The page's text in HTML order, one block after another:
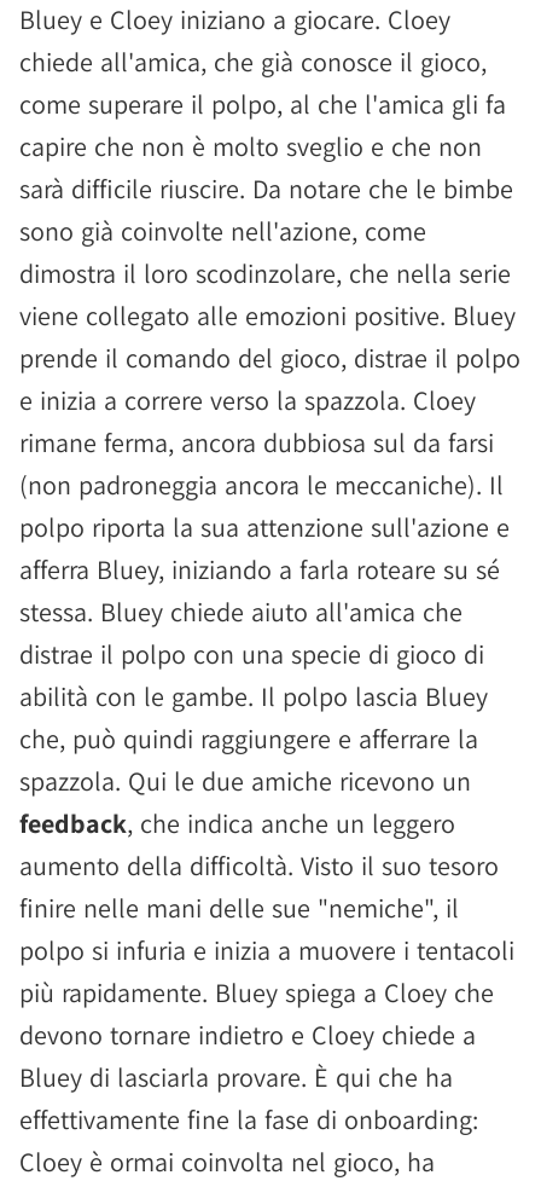
Bluey e Cloey iniziano a giocare. Cloey
chiede all'amica, che già conosce il gioco,
come superare il polpo, al che l'amica gli fa
capire che non è molto sveglio e che non
sarà difficile riuscire. Da notare che le bimbe
sono già coinvolte nell'azione, come
dimostra il loro scodinzolare, che nella serie
viene collegato alle emozioni positive. Bluey
prende il comando del gioco, distrae il polpo
e inizia a correre verso la spazzola. Cloey
rimane ferma, ancora dubbiosa sul da farsi
(non padroneggia ancora le meccaniche). Il
polpo riporta la sua attenzione sull'azione e
afferra Bluey, iniziando a farla roteare su sé
stessa. Bluey chiede aiuto all'amica che
distrae il polpo con una specie di gioco di
abilità con le gambe. Il polpo lascia Bluey
che, può quindi raggiungere e afferrare la
spazzola. Qui le due amiche ricevono un
feedback, che indica anche un leggero
aumento della difficoltà. Visto il suo tesoro
finire nelle mani delle sue "nemiche", il
polpo si infuria e inizia a muovere i tentacoli
più rapidamente. Bluey spiega a Cloey che
devono tornare indietro e Cloey chiede a
Bluey di lasciarla provare. È qui che ha
effettivamente fine la fase di onboarding:
Cloey è ormai coinvolta nel gioco, ha